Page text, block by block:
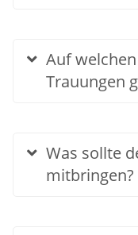
Auf
Trauungen
Was sollte
mitbringen?